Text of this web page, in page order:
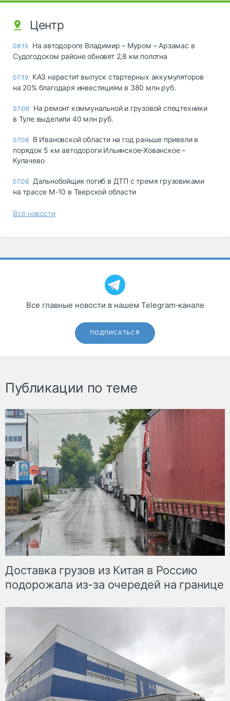
Центр
08:15 На автодороге Владимир – Муром – Арзамас в
Судогодском районе обновят 2,8 км полотна
07:19 КАЗ нарастит выпуск стартерных аккумуляторов
на 20% благодаря инвестициям в 380 млн руб.
07:06 На ремонт коммунальной и грузовой спецтехники
в Туле выделили 40 млн руб.
07.08 В Ивановской области на год раньше привели в
порядок 5 км автодороги Ильинское-Хованское –
Кулачево
07.08 Дальнобойщик погиб в ДТП с тремя грузовиками
на трассе М-10 в Тверской области
Все новости
Все главные новости в нашем Telegram‑канале
ПОДПИСАТЬСЯ
Публикации по теме
Доставка грузов из Китая в Россию
подорожала из-за очередей на границе